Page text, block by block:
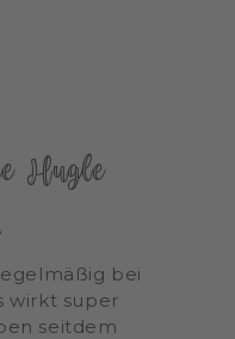
Hugle
bei
wirkt super
seitdem